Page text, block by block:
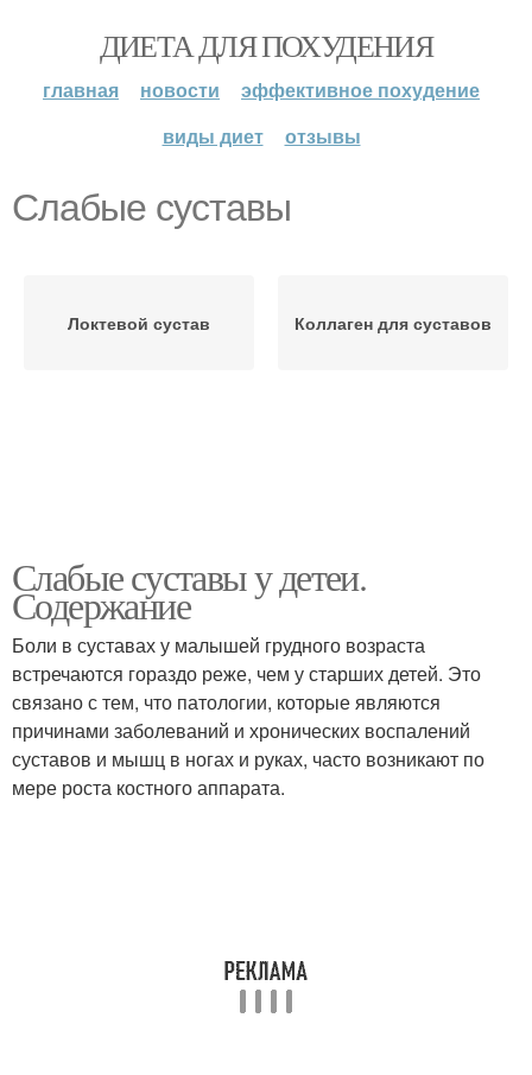
ДИЕТА ДЛЯ ПОХУДЕНИЯ
главная новости
эффективное похудение
виды диет
отзывы
Слабые суставы
Локтевой сустав Коллаген для суставов
Слабые суставы у детеи.
Содержание
Боли в суставах у малышей грудного возраста
встречаются гораздо реже, чем у старших детей. Это
связано с тем, что патологии, которые являются
причинами заболеваний и хронических воспалений
суставов и мышц в ногах и руках, часто возникают по
мере роста костного аппарата.